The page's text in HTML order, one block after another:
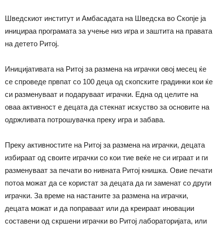
Шведскиот институт и Амбасадата на Шведска во Скопје ја
иницираа програмата за учење низ игра и заштита на правата
на детето Ритој.
Иницијативата на Ритој за размена на играчки овој месец ќе
се спроведе првпат со 100 деца од скопските градинки кои ќе
си разменуваат и подаруваат играчки. Една од целите на
оваа активност е децата да стекнат искуство за основите на
одржливата потрошувачка преку игра и забава.
Преку активностите на Ритој за размена на играчки, децата
избираат од своите играчки со кои тие веќе не си играат и ги
разменуваат за печати во нивната Ритој книшка. Овие печати
потоа можат да се користат за децата да ги заменат со други
играчки. За време на настаните за размена на играчки,
децата можат и да поправаат или да креираат иновации
составени од скршени играчки во Ритој лабораторијата, или